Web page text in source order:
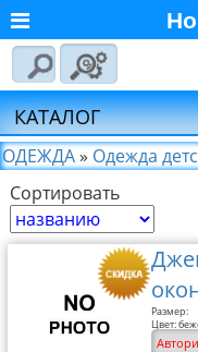
Главная
О компании
Новости
Выбор по брендам
Партнёрам
Калькулятора
Байкал-Сервис
Калькулятора
КАТАЛОГ
ОДЕЖДА» Одежда
Сортировать
Размер:
Цвет: